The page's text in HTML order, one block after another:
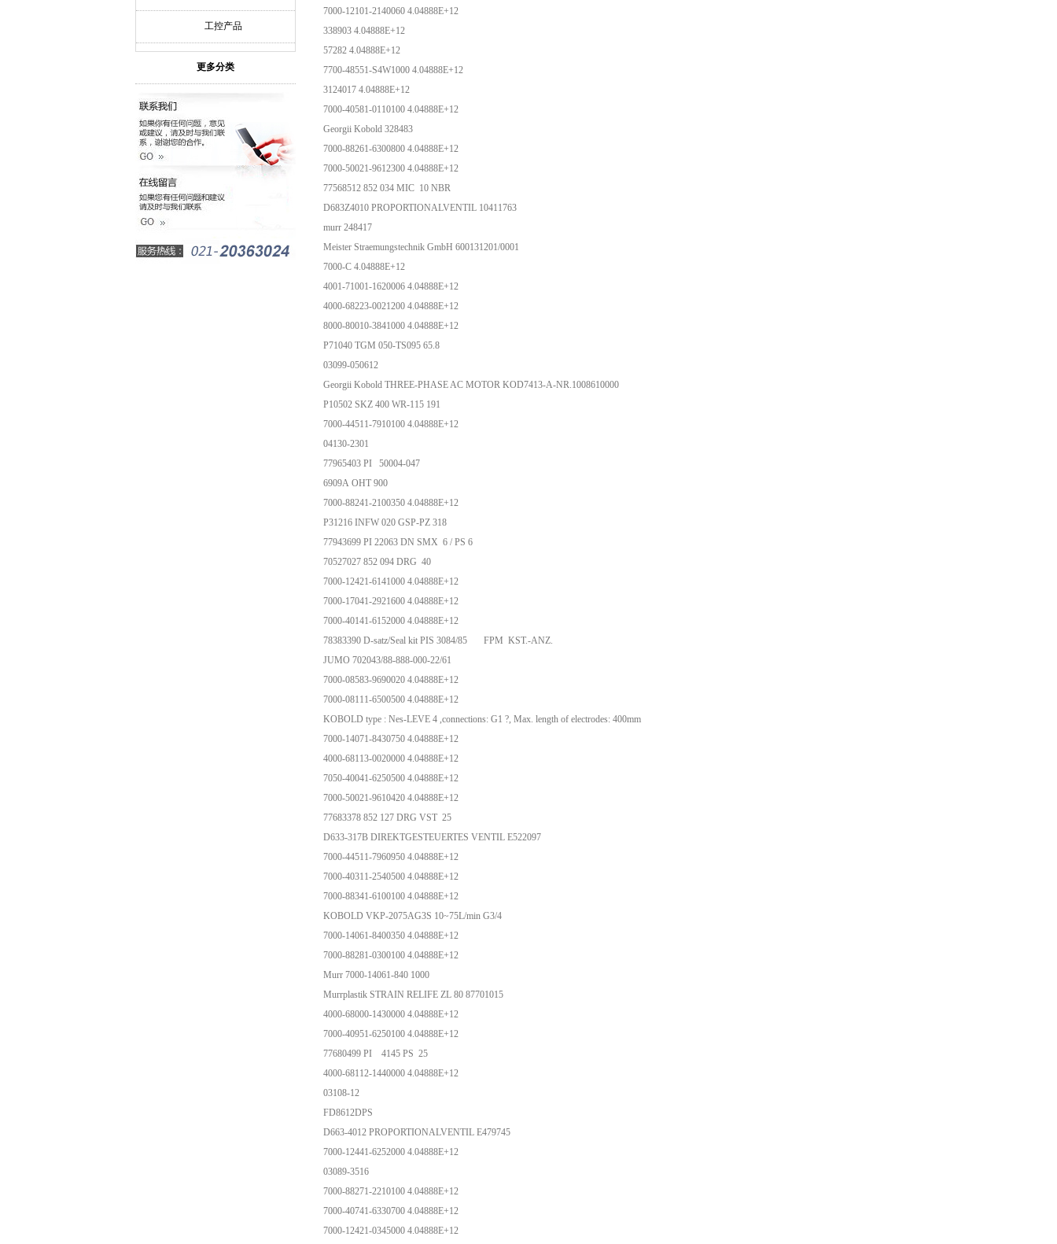
工控产品
更多分类
7000-12101-2140060 4.04888E+12
338903 4.04888E+12
57282 4.04888E+12
7700-48551-S4W1000 4.04888E+12
3124017 4.04888E+12
7000-40581-0110100 4.04888E+12
Georgii Kobold 328483
7000-88261-6300800 4.04888E+12
7000-50021-9612300 4.04888E+12
77568512 852 034 MIC 10 NBR
D683Z4010 PROPORTIONALVENTIL 10411763
murr 248417
Meister Straemungstechnik GmbH 600131201/0001
7000-C 4.04888E+12
4001-71001-1620006 4.04888E+12
4000-68223-0021200 4.04888E+12
8000-80010-3841000 4.04888E+12
P71040 TGM 050-TS095 65.8
03099-050612
Georgii Kobold THREE-PHASE AC MOTOR KOD7413-A-NR.1008610000
P10502 SKZ 400 WR-115 191
7000-44511-7910100 4.04888E+12
04130-2301
77965403 PI 50004-047
6909A OHT 900
7000-88241-2100350 4.04888E+12
P31216 INFW 020 GSP-PZ 318
77943699 PI 22063 DN SMX 6 / PS 6
70527027 852 094 DRG 40
7000-12421-6141000 4.04888E+12
7000-17041-2921600 4.04888E+12
7000-40141-6152000 4.04888E+12
78383390 D-satz/Seal kit PIS 3084/85 FPM KST.-ANZ.
JUMO 702043/88-888-000-22/61
7000-08583-9690020 4.04888E+12
7000-08111-6500500 4.04888E+12
KOBOLD type : Nes-LEVE 4 ,connections: G1 ?, Max. length of electrodes: 400mm
7000-14071-8430750 4.04888E+12
4000-68113-0020000 4.04888E+12
7050-40041-6250500 4.04888E+12
7000-50021-9610420 4.04888E+12
77683378 852 127 DRG VST 25
D633-317B DIREKTGESTEUERTES VENTIL E522097
7000-44511-7960950 4.04888E+12
7000-40311-2540500 4.04888E+12
7000-88341-6100100 4.04888E+12
KOBOLD VKP-2075AG3S 10~75L/min G3/4
7000-14061-8400350 4.04888E+12
7000-88281-0300100 4.04888E+12
Murr 7000-14061-840 1000
Murrplastik STRAIN RELIFE ZL 80 87701015
4000-68000-1430000 4.04888E+12
7000-40951-6250100 4.04888E+12
77680499 PI 4145 PS 25
4000-68112-1440000 4.04888E+12
03108-12
FD8612DPS
D663-4012 PROPORTIONALVENTIL E479745
7000-12441-6252000 4.04888E+12
03089-3516
7000-88271-2210100 4.04888E+12
7000-40741-6330700 4.04888E+12
7000-12421-0345000 4.04888E+12